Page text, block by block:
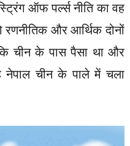
ऑफ पर्ल्स नीति का वह
रणनीतिक और आर्थिक दोनों
चीन के पास पैसा था और
नेपाल चीन के पाले में चला